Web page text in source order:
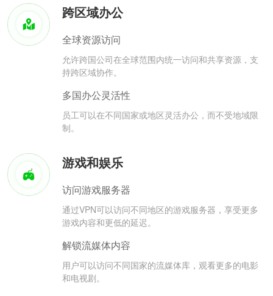
跨区域办公
全球资源访问
允许跨国公司在全球范围内统一访问和共享资源，支
持跨区域协作。
多国办公灵活性
员工可以在不同国家或地区灵活办公，而不受地域限
制。
游戏和娱乐
访问游戏服务器
通过VPN可以访问不同地区的游戏服务器，享受更多
游戏内容和更低的延迟。
解锁流媒体内容
用户可以访问不同国家的流媒体库，观看更多的电影
和电视剧。